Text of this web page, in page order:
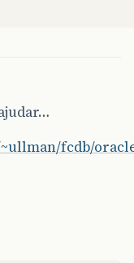
fcdb/